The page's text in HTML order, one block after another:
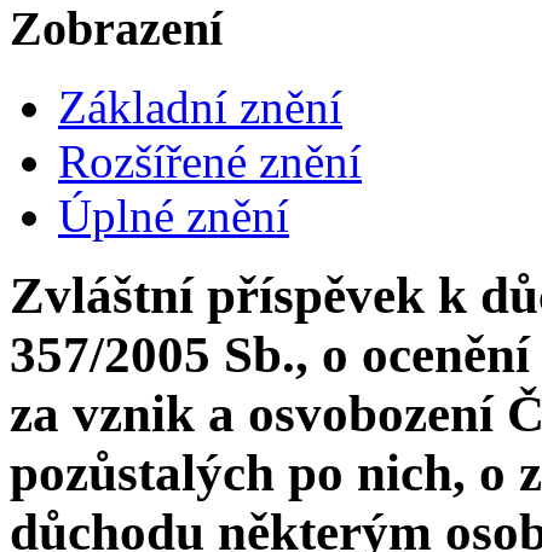
Zobrazení
Základní znění
Rozšířené znění
Úplné znění
Zvláštní příspěvek k
357/2005 Sb., o
za vznik a osvobození
pozůstalých po nich, o
důchodu některým